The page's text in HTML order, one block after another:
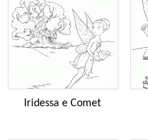
Iridessa e Comet